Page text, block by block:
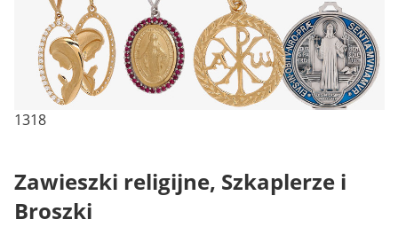
1318
Zawieszki religijne, Szkaplerze i
Broszki